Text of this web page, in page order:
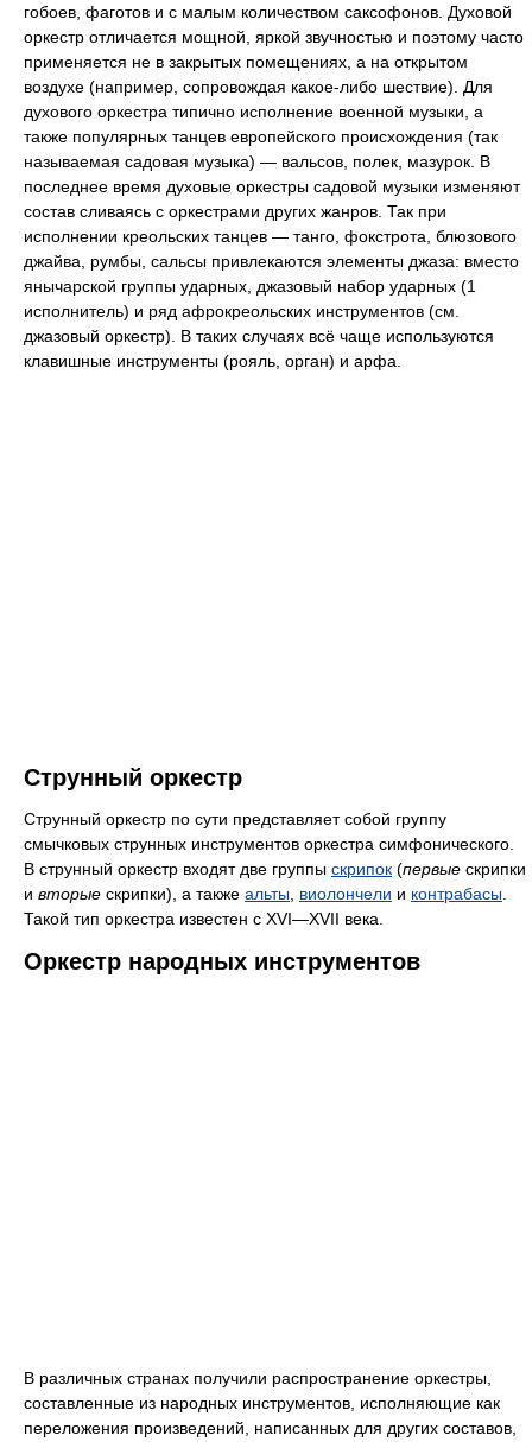
гобоев, фаготов и с малым количеством саксофонов. Духовой
оркестр отличается мощной, яркой звучностью и поэтому часто
применяется не в закрытых помещениях, а на открытом
воздухе (например, сопровождая какое-либо шествие). Для
духового оркестра типично исполнение военной музыки, а
также популярных танцев европейского происхождения (так
называемая садовая музыка) — вальсов, полек, мазурок. В
последнее время духовые оркестры садовой музыки изменяют
состав сливаясь с оркестрами других жанров. Так при
исполнении креольских танцев — танго, фокстрота, блюзового
джайва, румбы, сальсы привлекаются элементы джаза: вместо
янычарской группы ударных, джазовый набор ударных (1
исполнитель) и ряд афрокреольских инструментов (см.
джазовый оркестр). В таких случаях всё чаще используются
клавишные инструменты (рояль, орган) и арфа.
Струнный оркестр
Струнный оркестр по сути представляет собой группу
смычковых струнных инструментов оркестра симфонического.
В струнный оркестр входят две группы скрипок (первые скрипки
и вторые скрипки), а также альты, виолончели и контрабасы.
Такой тип оркестра известен с XVI—XVII века.
Оркестр народных инструментов
В различных странах получили распространение оркестры,
составленные из народных инструментов, исполняющие как
переложения произведений, написанных для других составов,